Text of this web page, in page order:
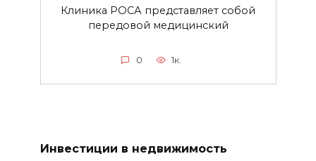
Клиника РОСА представляет собой
передовой медицинский
0 1к.
Инвестиции в недвижимость